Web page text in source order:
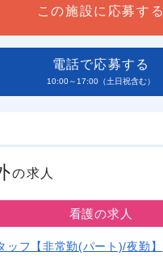
この施設に応募する
電話で応募する
10:00～17:00（土日祝含む）
の求人
看護の求人
ッフ【非常勤(パート)/夜勤】